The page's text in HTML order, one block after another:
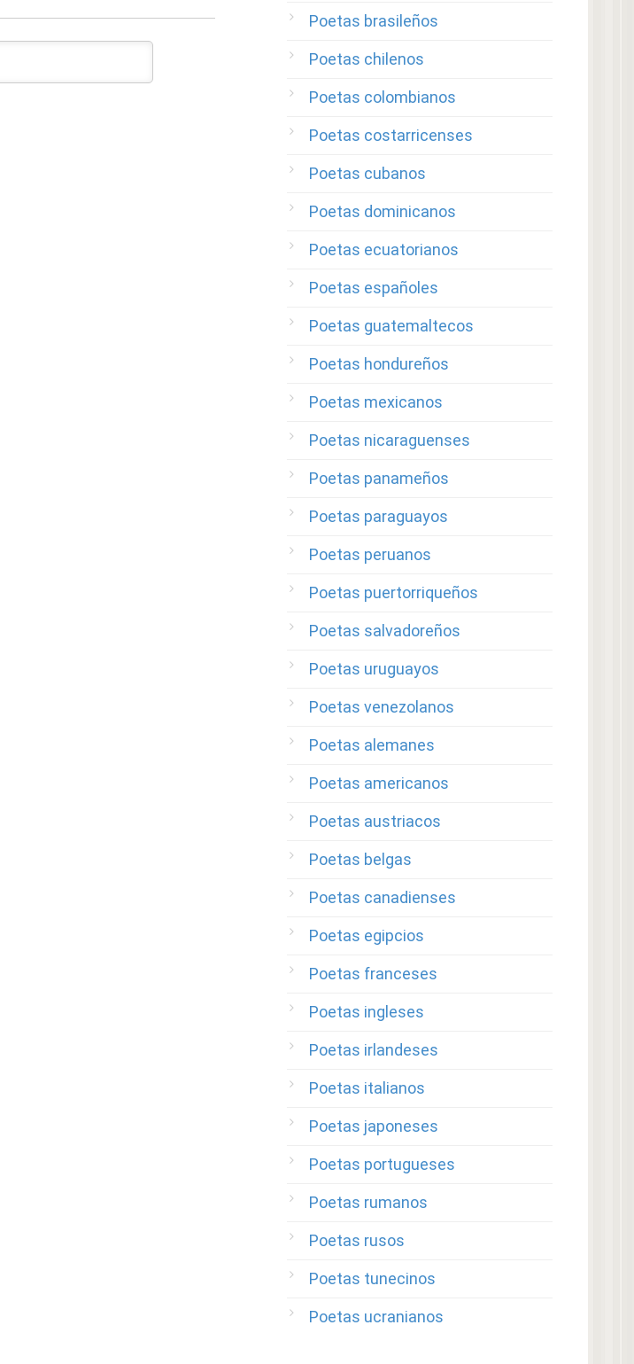
Poetas brasileños
Poetas chilenos
Poetas colombianos
Poetas costarricenses
Poetas cubanos
Poetas dominicanos
Poetas ecuatorianos
Poetas españoles
Poetas guatemaltecos
Poetas hondureños
Poetas mexicanos
Poetas nicaraguenses
Poetas panameños
Poetas paraguayos
Poetas peruanos
Poetas puertorriqueños
Poetas salvadoreños
Poetas uruguayos
Poetas venezolanos
Poetas alemanes
Poetas americanos
Poetas austriacos
Poetas belgas
Poetas canadienses
Poetas egipcios
Poetas franceses
Poetas ingleses
Poetas irlandeses
Poetas italianos
Poetas japoneses
Poetas portugueses
Poetas rumanos
Poetas rusos
Poetas tunecinos
Poetas ucranianos